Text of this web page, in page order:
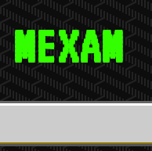
MEXAM